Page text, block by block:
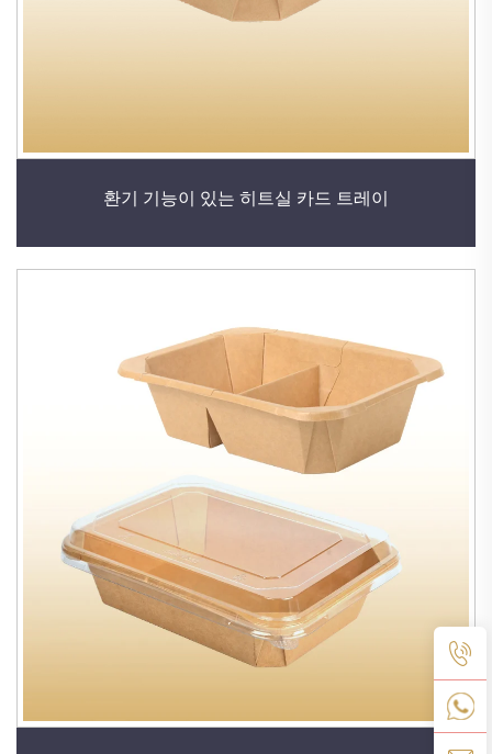
환기 기능이 있는 히트실 카드 트레이